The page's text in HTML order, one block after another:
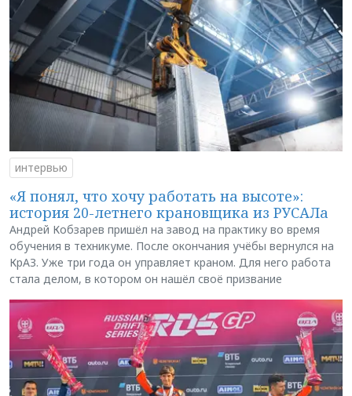
интервью
«Я понял, что хочу работать на высоте»:
история 20-летнего крановщика из РУСАЛа
Андрей Кобзарев пришёл на завод на практику во время
обучения в техникуме. После окончания учёбы вернулся на
КрАЗ. Уже три года он управляет краном. Для него работа
стала делом, в котором он нашёл своё призвание